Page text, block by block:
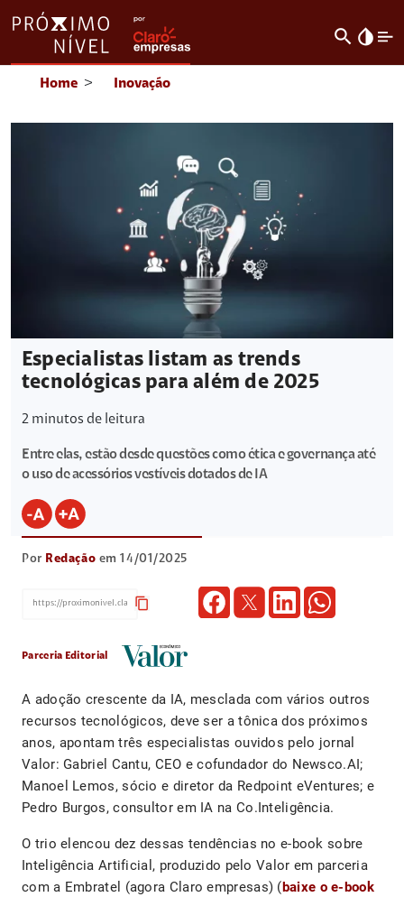
search invert_colors
Home > Inovação
Especialistas listam as trends
tecnológicas para além de 2025
2 minutos de leitura
Entre elas, estão desde questões como ética e governança até
o uso de acessórios vestíveis dotados de IA
Por Redação em 14/01/2025
content_copy
Parceria Editorial
A adoção crescente da IA, mesclada com vários outros
recursos tecnológicos, deve ser a tônica dos próximos
anos, apontam três especialistas ouvidos pelo jornal
Valor: Gabriel Cantu, CEO e cofundador do Newsco.AI;
Manoel Lemos, sócio e diretor da Redpoint eVentures; e
Pedro Burgos, consultor em IA na Co.Inteligência.
O trio elencou dez dessas tendências no e-book sobre
Inteligência Artificial, produzido pelo Valor em parceria
com a Embratel (agora Claro empresas) (baixe o e-book